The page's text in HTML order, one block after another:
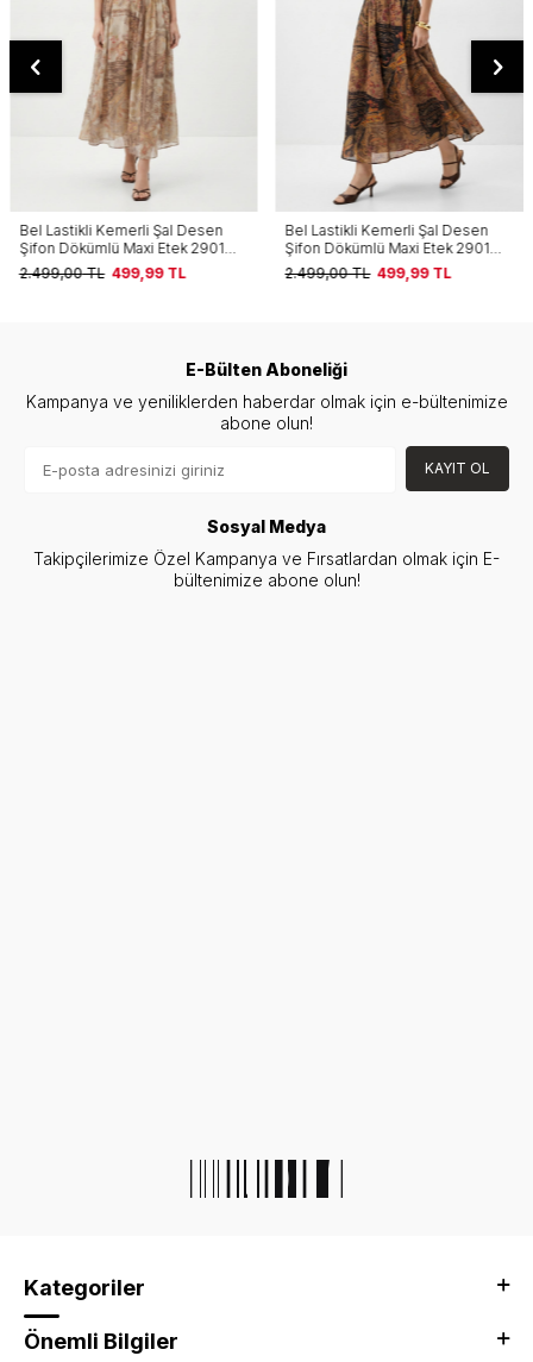
Bel Lastikli Kemerli Şal Desen
Şifon Dökümlü Maxi Etek 2901
Bej
2.499,00TL 499,99TL
Bel Lastikli Kemerli Şal Desen
Şifon Dökümlü Maxi Etek 2901
Siyah
2.499,00TL 499,99TL
E-Bülten Aboneliği
Kampanya ve yeniliklerden haberdar olmak için e-bültenimize
abone olun!
KAYIT OL
Sosyal Medya
Takipçilerimize Özel Kampanya ve Fırsatlardan olmak için E-
bültenimize abone olun!
Kategoriler
Önemli Bilgiler